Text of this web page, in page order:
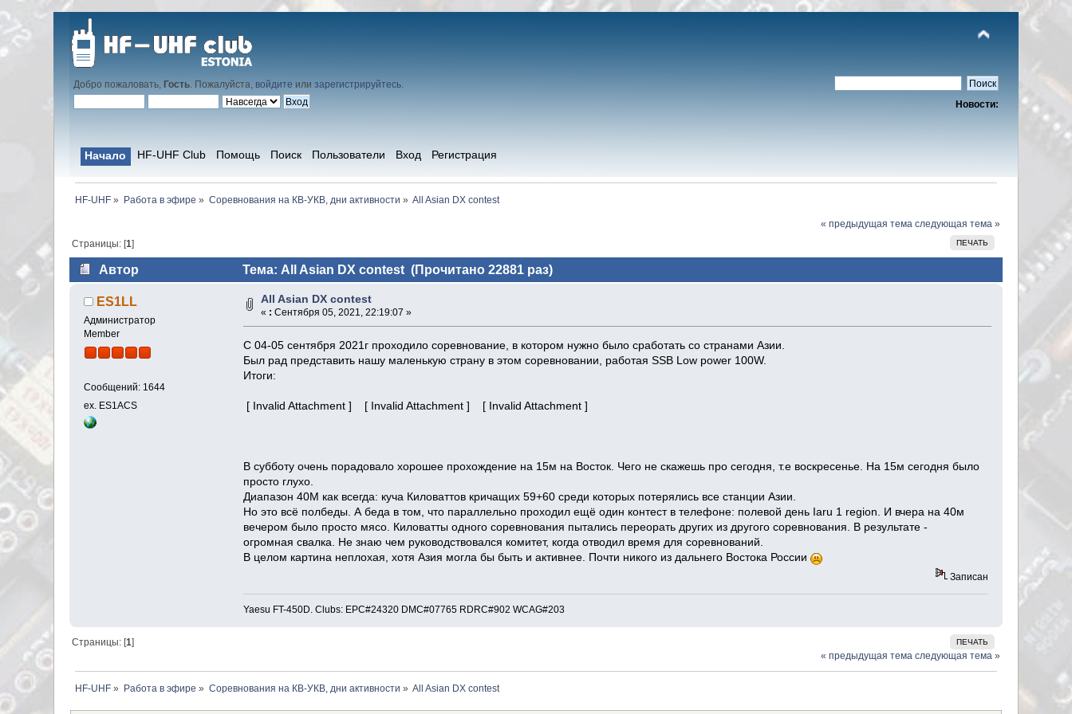
Добро пожаловать, Гость. Пожалуйста, войдите илизарегистрируйтесь.
Новости:
Начало HF-UHF Club Помощь Поиск Пользователи Вход Регистрация
HF-UHF » Работа в эфире » Соревнования на КВ-УКВ, дни активности » All Asian DX contest
« предыдущая тема следующая тема »
ПЕЧАТЬ
Страницы: [1]
Автор Тема: All Asian DX contest (Прочитано 22881 раз)
ES1LL
Администратор
Member
Сообщений: 1644
ex. ES1ACS
All Asian DX contest
« : Сентября 05, 2021, 22:19:07 »
С 04-05 сентября 2021г проходило соревнование, в котором нужно было сработать со странами Азии.
Был рад представить нашу маленькую страну в этом соревновании, работая SSB Low power 100W.
Итоги:
[ Invalid Attachment ] [ Invalid Attachment ] [ Invalid Attachment ]
В субботу очень порадовало хорошее прохождение на 15м на Восток. Чего не скажешь про сегодня, т.е воскресенье. На 15м сегодня было
просто глухо.
Диапазон 40М как всегда: куча Киловаттов кричащих 59+60 среди которых потерялись все станции Азии.
Но это всё полбеды. А беда в том, что параллельно проходил ещё один контест в телефоне: полевой день Iaru 1 region. И вчера на 40м
вечером было просто мясо. Киловатты одного соревнования пытались переорать других из другого соревнования. В результате -
огромная свалка. Не знаю чем руководствовался комитет, когда отводил время для соревнований.
В целом картина неплохая, хотя Азия могла бы быть и активнее. Почти никого из дальнего Востока России
Записан
Yaesu FT-450D. Clubs: EPC#24320 DMC#07765 RDRC#902 WCAG#203
ПЕЧАТЬ
Страницы: [1]
« предыдущая тема следующая тема »
HF-UHF » Работа в эфире » Соревнования на КВ-УКВ, дни активности » All Asian DX contest